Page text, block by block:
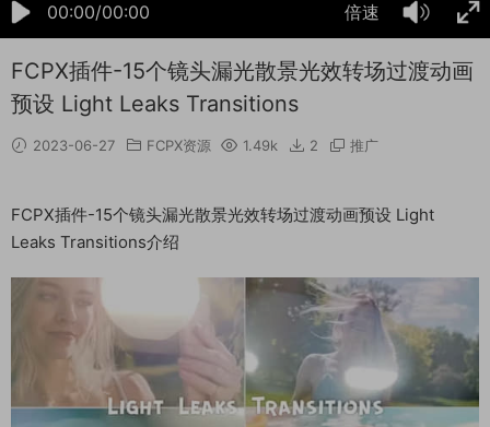
00:00/00:00 倍速
FCPX插件-15个镜头漏光散景光效转场过渡动画
预设 Light Leaks Transitions
2023-06-27 FCPX资源 1.49k 2 推广
FCPX插件-15个镜头漏光散景光效转场过渡动画预设 Light
Leaks Transitions介绍